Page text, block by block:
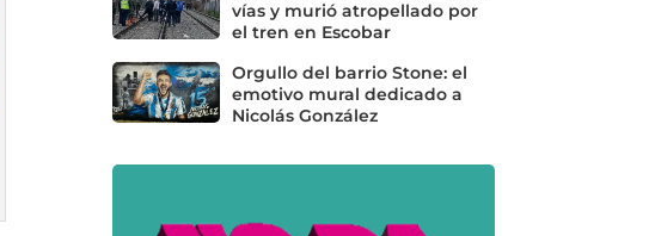
vías y murió atropellado por
el tren en Escobar
Orgullo del barrio Stone: el
emotivo mural dedicado a
Nicolás González